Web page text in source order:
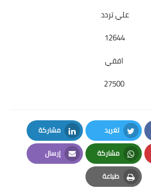
علي تردد
12644
افقي
27500
تغريد
Twitter
مشاركة
LinkedIn
مشاركة
Whatsapp
إرسال
Email
طباعة
Print